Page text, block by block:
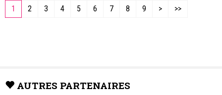
1 2 3 4 5 6 7 8 9 > >>
AUTRES PARTENAIRES